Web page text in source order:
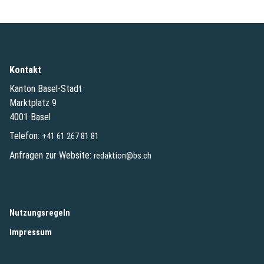
Kontakt
Kanton Basel-Stadt
Marktplatz 9
4001 Basel
Telefon: +41 61 267 81 81
Anfragen zur Website: redaktion@bs.ch
Nutzungsregeln
Impressum